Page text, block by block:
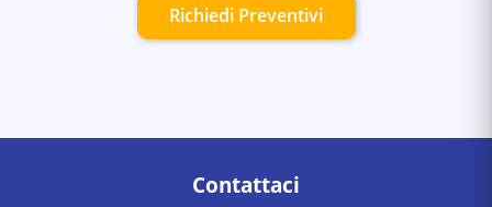
Richiedi Preventivi
Contattaci